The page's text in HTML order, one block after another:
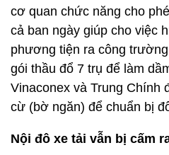
cơ quan chức năng cho
cả ban ngày giúp cho việc
phương tiện ra công
gói thầu đổ 7 trụ để làm
Vinaconex và Trung Chính
cừ (bờ ngăn) để chuẩn bị
Nội đô xe tải vẫn bị cấm